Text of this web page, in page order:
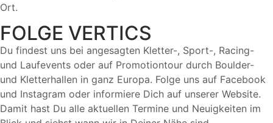
Ort.
FOLGE VERTICS
Du findest uns bei angesagten Kletter-, Sport-, Racing-
und Laufevents oder auf Promotiontour durch Boulder-
und Kletterhallen in ganz Europa. Folge uns auf Facebook
und Instagram oder informiere Dich auf unserer Website.
Damit hast Du alle aktuellen Termine und Neuigkeiten im